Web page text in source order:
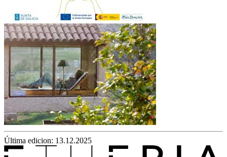
Última edicion: 13.12.2025